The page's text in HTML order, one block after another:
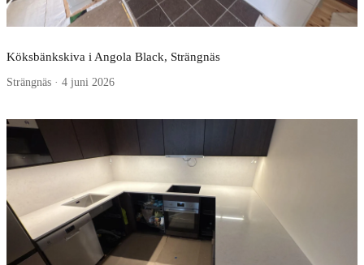
Köksbänkskiva i Angola Black, Strängnäs
Strängnäs · 4 juni 2026